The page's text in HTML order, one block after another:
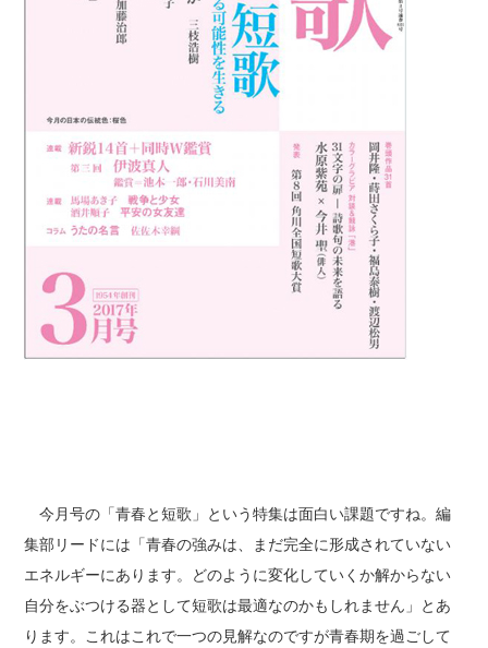
今月号の「青春と短歌」という特集は面白い課題ですね。編
集部リードには「青春の強みは、まだ完全に形成されていない
エネルギーにあります。どのように変化していくか解からない
自分をぶつける器として短歌は最適なのかもしれません」とあ
ります。これはこれで一つの見解なのですが青春期を過ごして